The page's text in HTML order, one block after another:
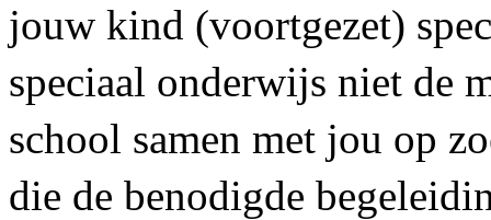
jouw kind (voortgezet)
speciaal onderwijs niet de
school samen met jou op
die de benodigde